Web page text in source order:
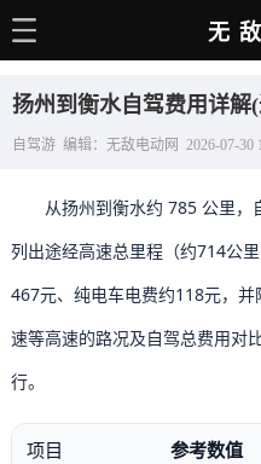
电动百科
充电站
用车百科
销量榜
无
扬州到衡水自驾费用详解
自驾游 编辑：无敌电动网 2026-07-30
从扬州到衡水约 785 公里，
列出途经高速总里程（约714公
467元、纯电车电费约118元，
速等高速的路况及自驾总费用对
行。
项目 参考数值